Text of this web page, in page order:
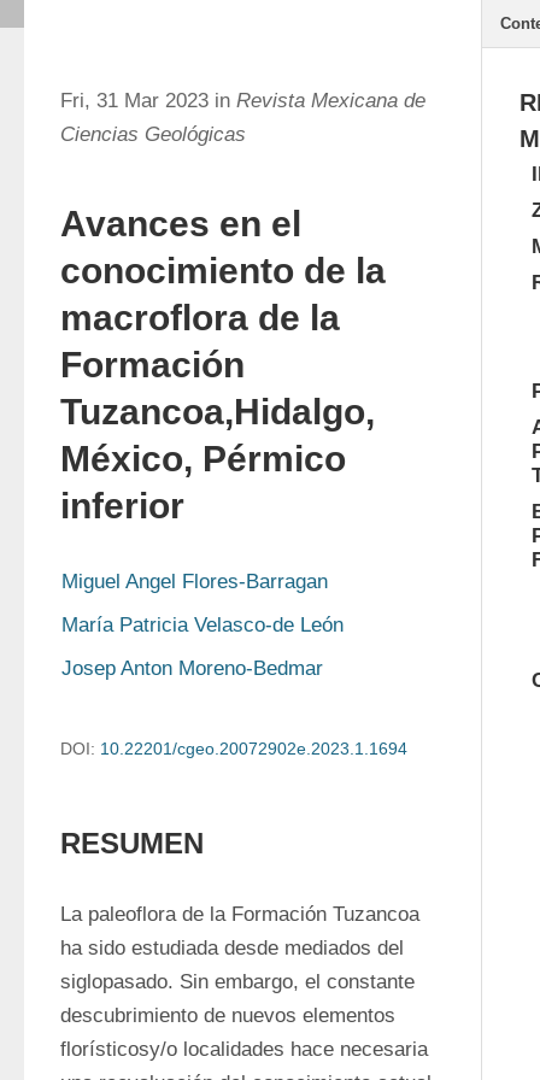
Fri, 31 Mar 2023 in Revista Mexicana de
Ciencias Geológicas
Avances en el
conocimiento de la
macroflora de la
Formación
Tuzancoa,Hidalgo,
México, Pérmico
inferior
Miguel Angel Flores-Barragan
María Patricia Velasco-de León
Josep Anton Moreno-Bedmar
DOI: 10.22201/cgeo.20072902e.2023.1.1694
RESUMEN
La paleoflora de la Formación Tuzancoa
ha sido estudiada desde mediados del
siglopasado. Sin embargo, el constante
descubrimiento de nuevos elementos
florísticosy/o localidades hace necesaria